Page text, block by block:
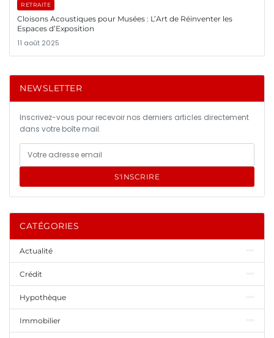
RETRAITE
Cloisons Acoustiques pour Musées : L’Art de Réinventer les
Espaces d’Exposition
11 août 2025
NEWSLETTER
Inscrivez-vous pour recevoir nos derniers articles directement
dans votre boîte mail.
S'INSCRIRE
CATÉGORIES
Actualité
Crédit
Hypothèque
Immobilier